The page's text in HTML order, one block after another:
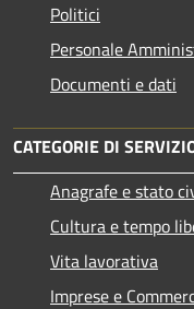
Politici
Personale
Documenti e dati
CATEGORIE DI
Anagrafe e stato
Cultura e tempo
Vita lavorativa
Imprese e